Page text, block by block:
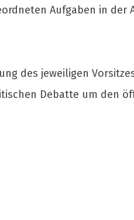
Aufgaben in der
des jeweiligen
Debatte um den